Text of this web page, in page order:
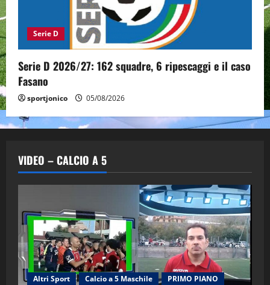
Serie D
Serie D 2026/27: 162 squadre, 6 ripescaggi e il caso
Fasano
sportjonico 05/08/2026
VIDEO – CALCIO A 5
Altri Sport Calcio a 5 Maschile
PRIMO PIANO